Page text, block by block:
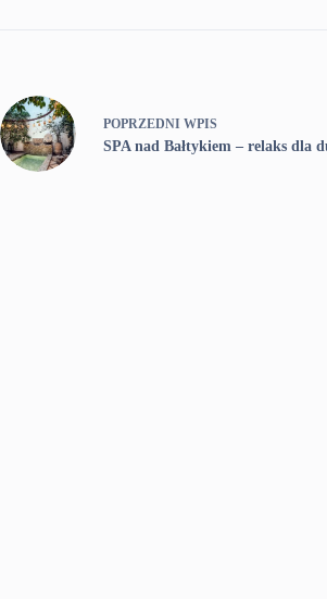
POPRZEDNI WPIS
SPA nad Bałtykiem – relaks dla